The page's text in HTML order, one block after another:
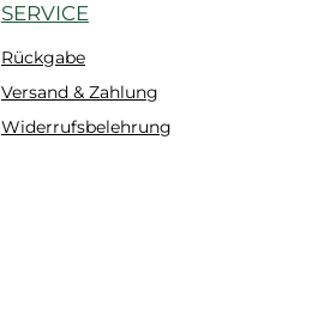
SERVICE
Rückgabe
Versand & Zahlung
Widerrufsbelehrung